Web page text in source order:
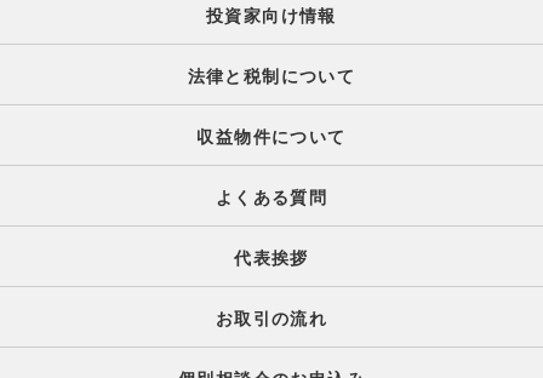
投資家向け情報
法律と税制について
収益物件について
よくある質問
代表挨拶
お取引の流れ